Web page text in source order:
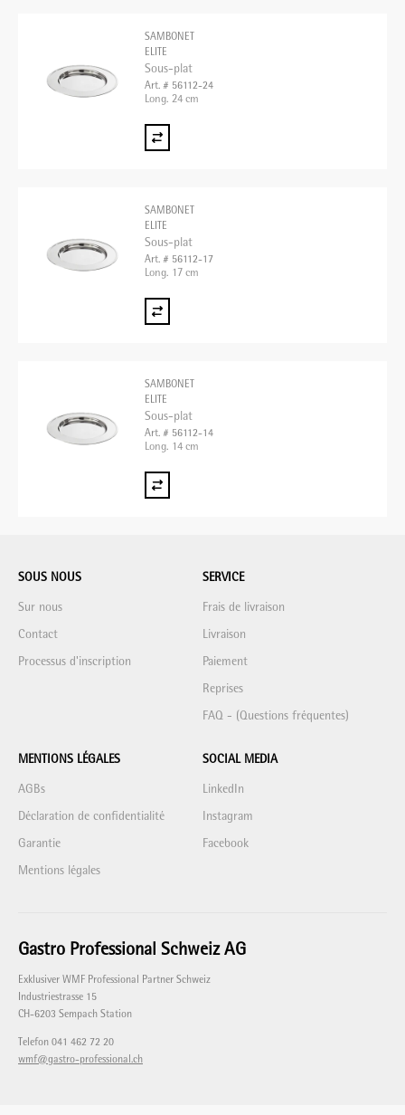
SAMBONET
ELITE
Sous-plat
Art. # 56112-24
Long. 24 cm
SAMBONET
ELITE
Sous-plat
Art. # 56112-17
Long. 17 cm
SAMBONET
ELITE
Sous-plat
Art. # 56112-14
Long. 14 cm
SOUS NOUS
Sur nous
Contact
Processus d'inscription
SERVICE
Frais de livraison
Livraison
Paiement
Reprises
FAQ - (Questions fréquentes)
MENTIONS LÉGALES
AGBs
Déclaration de confidentialité
Garantie
Mentions légales
SOCIAL MEDIA
LinkedIn
Instagram
Facebook
Gastro Professional Schweiz AG
Exklusiver WMF Professional Partner Schweiz
Industriestrasse 15
CH-6203 Sempach Station
Telefon 041 462 72 20
wmf@gastro-professional.ch